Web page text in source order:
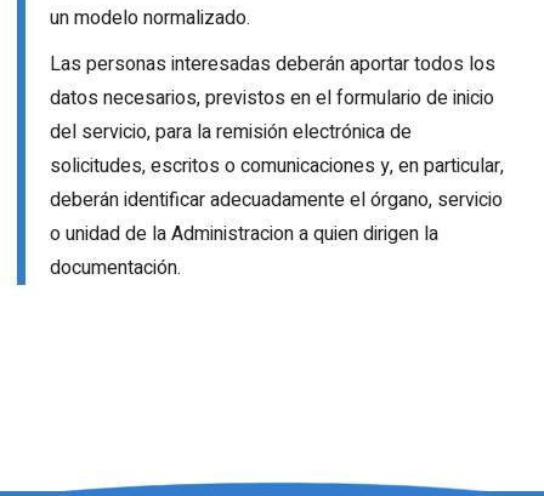
un modelo normalizado.
Las personas interesadas deberán aportar todos los
datos necesarios, previstos en el formulario de inicio
del servicio, para la remisión electrónica de
solicitudes, escritos o comunicaciones y, en particular,
deberán identificar adecuadamente el órgano, servicio
o unidad de la Administracion a quien dirigen la
documentación.